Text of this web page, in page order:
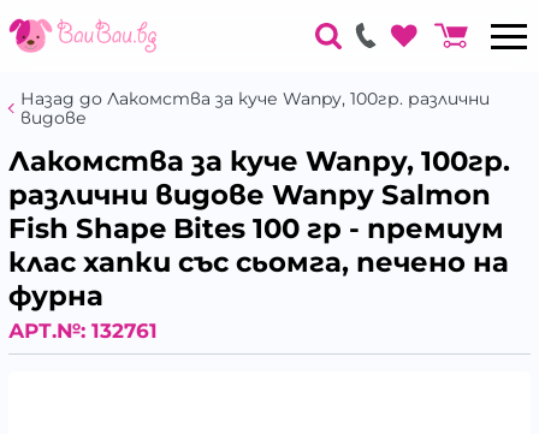
Назад до Лакомства за куче Wanpy, 100гр. различни
видове
Лакомства за куче Wanpy, 100гр.
различни видове Wanpy Salmon
Fish Shape Bites 100 гр - премиум
клас хапки със сьомга, печено на
фурна
АРТ.№: 132761